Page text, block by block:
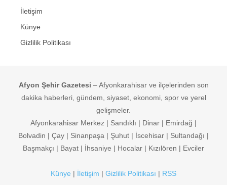
İletişim
Künye
Gizlilik Politikası
Afyon Şehir Gazetesi – Afyonkarahisar ve ilçelerinden son
dakika haberleri, gündem, siyaset, ekonomi, spor ve yerel
gelişmeler.
Afyonkarahisar Merkez | Sandıklı | Dinar | Emirdağ |
Bolvadin | Çay | Sinanpaşa | Şuhut | İscehisar | Sultandağı |
Başmakçı | Bayat | İhsaniye | Hocalar | Kızılören | Evciler
Künye | İletişim | Gizlilik Politikası | RSS